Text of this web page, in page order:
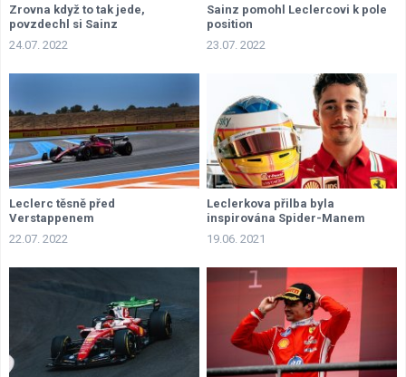
Zrovna když to tak jede,
povzdechl si Sainz
24.07. 2022
Sainz pomohl Leclercovi k pole
position
23.07. 2022
Leclerc těsně před
Verstappenem
22.07. 2022
Leclerkova přilba byla
inspirována Spider-Manem
19.06. 2021